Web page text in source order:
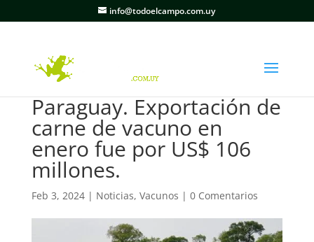
info@todoelcampo.com.uy
Paraguay. Exportación de
carne de vacuno en
enero fue por US$ 106
millones.
Feb 3, 2024| Noticias, Vacunos | 0 Comentarios